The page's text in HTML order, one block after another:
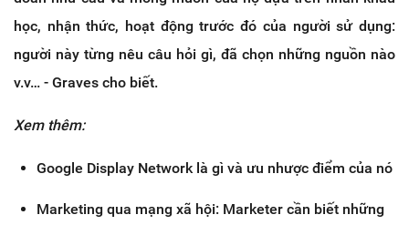
học, nhận thức, hoạt động trước đó của người sử dụng:
người này từng nêu câu hỏi gì, đã chọn những nguồn nào
v.v… - Graves cho biết.
Xem thêm:
Google Display Network là gì và ưu nhược điểm của nó
Marketing qua mạng xã hội: Marketer cần biết những